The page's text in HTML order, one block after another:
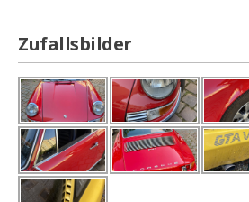
Zufallsbilder